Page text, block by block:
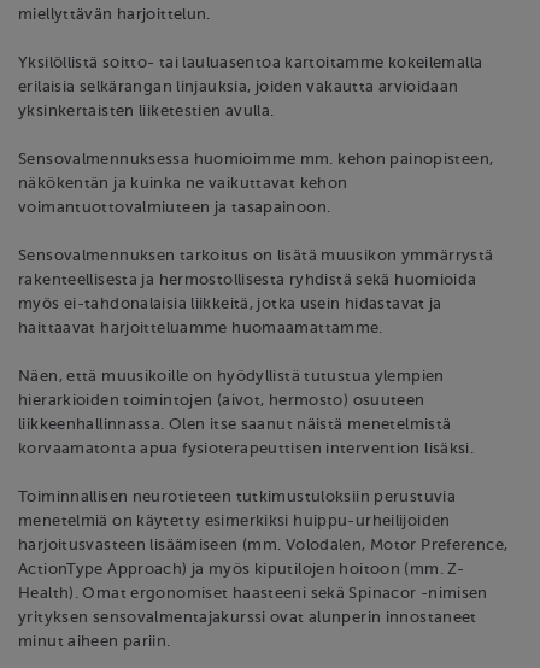
miellyttävän harjoittelun.
Yksilöllistä soitto- tai lauluasentoa kartoitamme kokeilemalla
erilaisia selkärangan linjauksia, joiden vakautta arvioidaan
yksinkertaisten liiketestien avulla.
Sensovalmennuksessa huomioimme mm. kehon painopisteen,
näkökentän ja kuinka ne vaikuttavat kehon
voimantuottovalmiuteen ja tasapainoon.
Sensovalmennuksen tarkoitus on lisätä muusikon ymmärrystä
rakenteellisesta ja hermostollisesta ryhdistä sekä huomioida
myös ei-tahdonalaisia liikkeitä, jotka usein hidastavat ja
haittaavat harjoitteluamme huomaamattamme.
Näen, että muusikoille on hyödyllistä tutustua ylempien
hierarkioiden toimintojen (aivot, hermosto) osuuteen
liikkeenhallinnassa. Olen itse saanut näistä menetelmistä
korvaamatonta apua fysioterapeuttisen intervention lisäksi.
Toiminnallisen neurotieteen tutkimustuloksiin perustuvia
menetelmiä on käytetty esimerkiksi huippu-urheilijoiden
harjoitusvasteen lisäämiseen (mm. Volodalen, Motor Preference,
ActionType Approach) ja myös kiputilojen hoitoon (mm. Z-
Health). Omat ergonomiset haasteeni sekä Spinacor -nimisen
yrityksen sensovalmentajakurssi ovat alunperin innostaneet
minut aiheen pariin.